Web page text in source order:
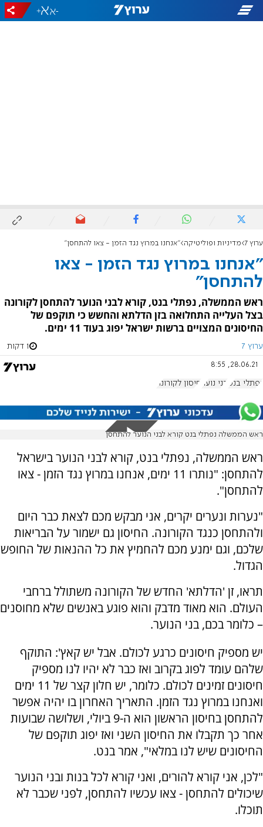
-
+
ערוץ 7 מדיניות ופוליטיקה "אנחנו במרוץ נגד הזמן - צאו להתחסן"
"אנחנו במרוץ נגד הזמן - צאו
להתחסן"
ראש הממשלה, נפתלי בנט, קורא לבני הנוער להתחסן לקורונה
בצל העלייה התחלואה בזן הדלתא והחשש כי תוקפם של
החיסונים המצויים ברשות ישראל יפוג בעוד 11 ימים.
ערוץ 7 1 דקות
28.06.21, 8:55
נפתלי בנט בני נוער חיסון לקורונה
ראש הממשלה נפתלי בנט קורא לבני הנוער להתחסן
ראש הממשלה, נפתלי בנט, קורא לבני הנוער בישראל
להתחסן: "נותרו 11 ימים, אנחנו במרוץ נגד הזמן - צאו
להתחסן".
"נערות ונערים יקרים, אני מבקש מכם לצאת כבר היום
ולהתחסן כנגד הקורונה. החיסון גם ישמור על הבריאות
שלכם, וגם ימנע מכם להחמיץ את כל ההנאות של החופש
הגדול.
תראו, זן 'הדלתא' החדש של הקורונה משתולל ברחבי
העולם. הוא מאוד מדבק והוא פוגע באנשים שלא מחוסנים
– כלומר בכם, בני הנוער.
יש מספיק חיסונים כרגע לכולם. אבל יש קאץ': התוקף
שלהם עומד לפוג בקרוב ואז כבר לא יהיו לנו מספיק
חיסונים זמינים לכולם. כלומר, יש חלון קצר של 11 ימים
ואנחנו במרוץ נגד הזמן. התאריך האחרון בו יהיה אפשר
להתחסן בחיסון הראשון הוא ה-9 ביולי, ושלושה שבועות
אחר כך תקבלו את החיסון השני ואז יפוג תוקפם של
החיסונים שיש לנו במלאי", אמר בנט.
"לכן, אני קורא להורים, ואני קורא לכל בנות ובני הנוער
שיכולים להתחסן - צאו עכשיו להתחסן, לפני שכבר לא
תוכלו.